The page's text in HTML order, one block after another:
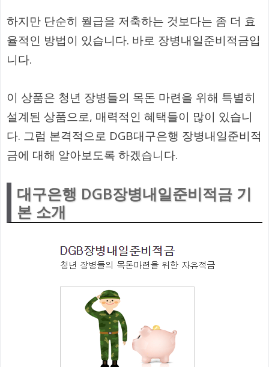
하지만 단순히 월급을 저축하는 것보다는 좀 더 효
율적인 방법이 있습니다. 바로 장병내일준비적금입
니다.
이 상품은 청년 장병들의 목돈 마련을 위해 특별히
설계된 상품으로, 매력적인 혜택들이 많이 있습니
다. 그럼 본격적으로 DGB대구은행 장병내일준비적
금에 대해 알아보도록 하겠습니다.
대구은행 DGB장병내일준비적금 기
본 소개